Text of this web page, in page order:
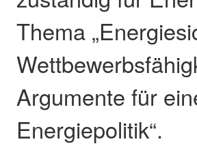
Thema
Argumente für
Energiepolitik“.